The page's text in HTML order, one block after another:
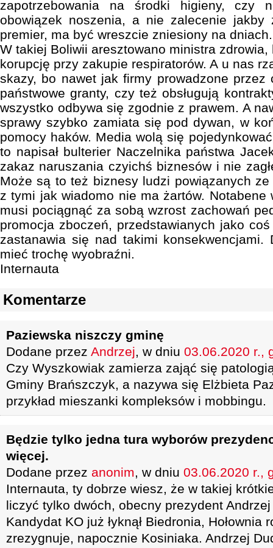
zapotrzebowania na środki higieny, czy
obowiązek noszenia, a nie zalecenie jakby
premier, ma być wreszcie zniesiony na dniach.
W takiej Boliwii aresztowano ministra
korupcję przy zakupie respiratorów. A u nas
skazy, bo nawet jak firmy prowadzone przez
państwowe granty, czy też obsługują
wszystko odbywa się zgodnie z prawem. A
sprawy szybko zamiata się pod dywan, w
pomocy haków. Media wolą się
to napisał bulterier Naczelnika państwa
zakaz naruszania czyichś biznesów i nie
Może są to też biznesy ludzi powiązanych ze
z tymi jak wiadomo nie ma żartów. Notabene
musi pociągnąć za sobą wzrost zachowań
promocja zboczeń, przedstawianych jako
zastanawia się nad takimi konsekwencjami.
mieć trochę wyobraźni.
Internauta
Komentarze
Paziewska niszczy gminę
Dodane przez Andrzej, w dniu 03.06.2020 r.,
Czy Wyszkowiak zamierza zająć się
Gminy Brańszczyk, a nazywa się Elżbieta
przykład mieszanki kompleksów i mobbingu.
Będzie tylko jedna tura wyborów
więcej.
Dodane przez anonim, w dniu 03.06.2020 r.,
Internauta, ty dobrze wiesz, że w takiej
liczyć tylko dwóch, obecny prezydent
Kandydat KO już łyknął Biedronia, Hołownia
zrezygnuje, napocznie Kosiniaka. Andrzej